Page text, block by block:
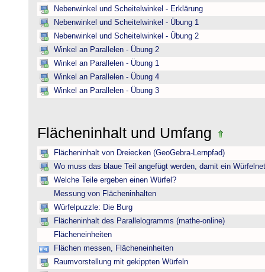
Nebenwinkel und Scheitelwinkel - Erklärung
Nebenwinkel und Scheitelwinkel - Übung 1
Nebenwinkel und Scheitelwinkel - Übung 2
Winkel an Parallelen - Übung 2
Winkel an Parallelen - Übung 1
Winkel an Parallelen - Übung 4
Winkel an Parallelen - Übung 3
Flächeninhalt und Umfang
Flächeninhalt von Dreiecken (GeoGebra-Lernpfad)
Wo muss das blaue Teil angefügt werden, damit ein
Welche Teile ergeben einen Würfel?
Messung von Flächeninhalten
Würfelpuzzle: Die Burg
Flächeninhalt des Parallelogramms (mathe-online)
Flächeneinheiten
Flächen messen, Flächeneinheiten
Raumvorstellung mit gekippten Würfeln